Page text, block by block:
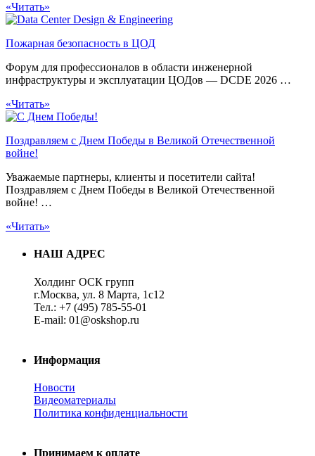
«Читать»
Пожарная безопасность в ЦОД
Форум для профессионалов в области инженерной
инфраструктуры и эксплуатации ЦОДов — DCDE 2026 …
«Читать»
Поздравляем с Днем Победы в Великой Отечественной
войне!
Уважаемые партнеры, клиенты и посетители сайта!
Поздравляем с Днем Победы в Великой Отечественной
войне! …
«Читать»
НАШ АДРЕС
Холдинг ОСК групп
г.Москва, ул. 8 Марта, 1с12
Тел.: +7 (495) 785-55-01
E-mail: 01@oskshop.ru
Информация
Новости
Видеоматериалы
Политика конфиденциальности
Принимаем к оплате